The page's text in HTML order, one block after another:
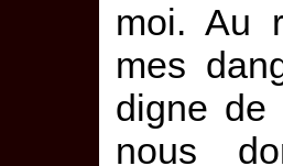
moi. Au
mes
digne de
nous